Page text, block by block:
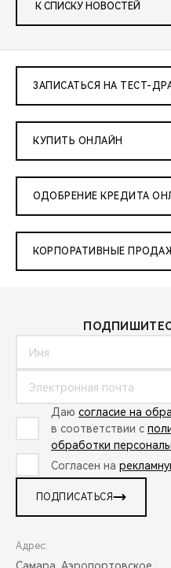
К СПИСКУ НОВОСТЕЙ
ЗАПИСАТЬСЯ НА ТЕСТ-
КУПИТЬ ОНЛАЙН
ОДОБРЕНИЕ КРЕДИТА
КОРПОРАТИВНЫЕ
Даю согласие на
в соответствии с
обработки
Согласен на
ПОДПИСАТЬСЯ
Адрес: